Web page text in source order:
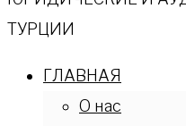
ТУРЦИИ
ГЛАВНАЯ
О нас